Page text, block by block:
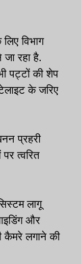
विभाग
रहा है.
पट्टों की शेप
के जरिए
प्रहरी
त्वरित
लागू
और
कैमरे लगाने की